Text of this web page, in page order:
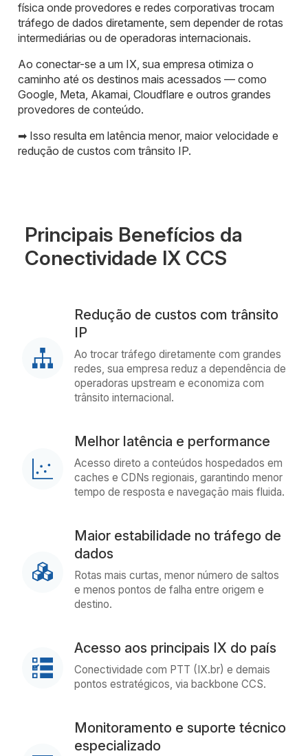
física onde provedores e redes corporativas trocam
tráfego de dados diretamente, sem depender de rotas
intermediárias ou de operadoras internacionais.
Ao conectar-se a um IX, sua empresa otimiza o
caminho até os destinos mais acessados — como
Google, Meta, Akamai, Cloudflare e outros grandes
provedores de conteúdo.
➡ Isso resulta em latência menor, maior velocidade e
redução de custos com trânsito IP.
Principais Benefícios da
Conectividade IX CCS
Redução de custos com trânsito
IP
Ao trocar tráfego diretamente com grandes
redes, sua empresa reduz a dependência de
operadoras upstream e economiza com
trânsito internacional.
Melhor latência e performance
Acesso direto a conteúdos hospedados em
caches e CDNs regionais, garantindo menor
tempo de resposta e navegação mais fluida.
Maior estabilidade no tráfego de
dados
Rotas mais curtas, menor número de saltos
e menos pontos de falha entre origem e
destino.
Acesso aos principais IX do país
Conectividade com PTT (IX.br) e demais
pontos estratégicos, via backbone CCS.
Monitoramento e suporte técnico
especializado